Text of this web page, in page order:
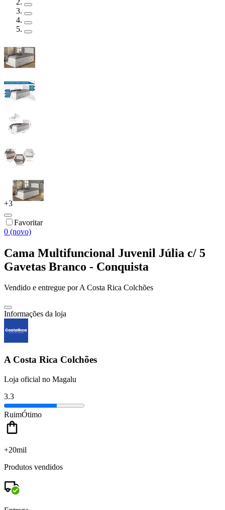
+3
Favoritar
0 (novo)
Cama Multifuncional Juvenil Júlia c/ 5
Gavetas Branco - Conquista
Vendido e entregue porA Costa Rica Colchões
Informações da loja
A Costa Rica Colchões
Loja oficial no Magalu
3.3
RuimÓtimo
+20mil
Produtos vendidos